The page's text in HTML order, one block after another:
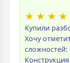
★ ★ ★ ★
Купили
Хочу